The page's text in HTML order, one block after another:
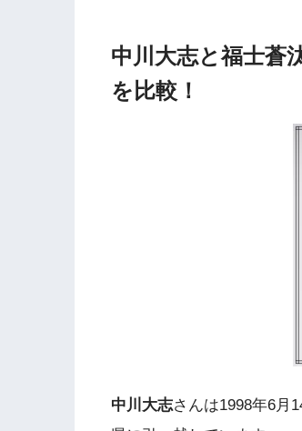
中川大志と福士蒼
を比較！
中川大志さんは1998年6月